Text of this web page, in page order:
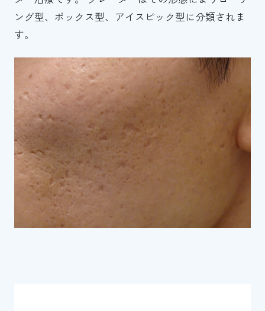
ング型、ボックス型、アイスピック型に分類されま
す。